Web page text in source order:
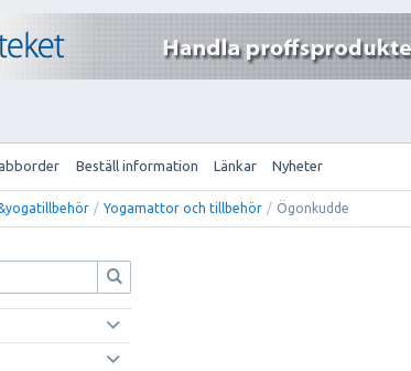
Beställ information Länkar Nyheter
/ Yogamattor och tillbehör / Ögonkudde